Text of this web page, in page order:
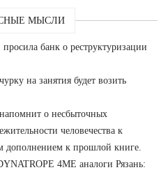
МЫСЛИ
банк о реструктуризации
на занятия будет возить
о несбыточных
человечества к
дополнением к прошлой книге.
4ME аналоги Рязань: